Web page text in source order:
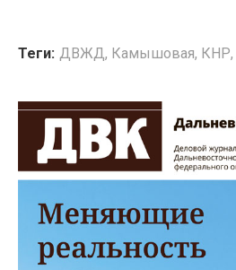
Теги: ДВЖД, Камышовая, КНР,